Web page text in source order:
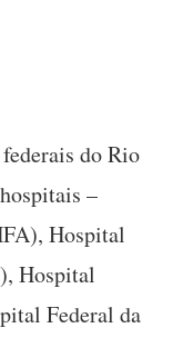
do Rio
–
Hospital
Hospital
Federal da